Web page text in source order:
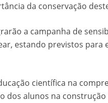
da conservação
a campanha de
estando previstos para
científica na
alunos na